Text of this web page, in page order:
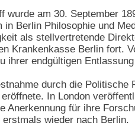
wurde am 30. September
in Berlin Philosophie und
als stellvertretende
Krankenkasse Berlin fort.
ihrer endgültigen
durch die Politische
In London
Anerkennung für ihre
erstmals wieder nach Berlin.